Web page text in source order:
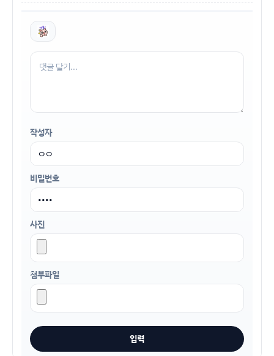
작성자
비밀번호
사진
첨부파일